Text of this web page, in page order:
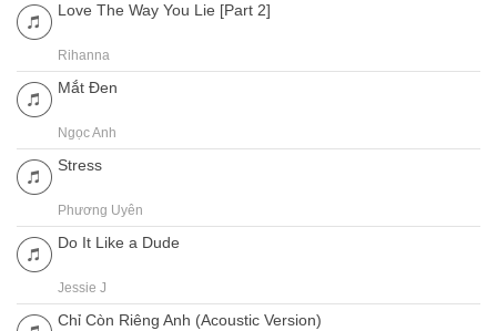
Love The Way You Lie [Part 2]
Rihanna
Mắt Đen
Ngọc Anh
Stress
Phương Uyên
Do It Like a Dude
Jessie J
Chỉ Còn Riêng Anh (Acoustic Version)